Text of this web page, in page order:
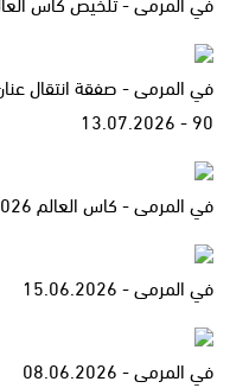
في المرمى - صفقة انتقال
90 - 13.07.2026
في المرمى - كاس العالم 2026 - 06.07.2026
في المرمى - 15.06.2026
في المرمى - 08.06.2026